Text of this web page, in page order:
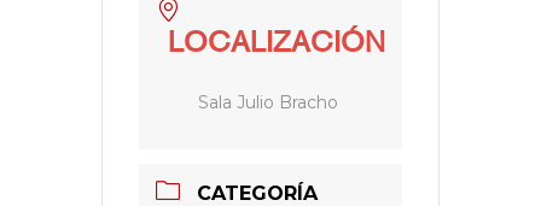
LOCALIZACIÓN
Sala Julio Bracho
CATEGORÍA